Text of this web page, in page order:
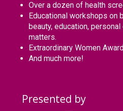
Over a dozen of health
Educational workshops on
beauty, education,
matters.
Extraordinary Women
And much more!
Presented by